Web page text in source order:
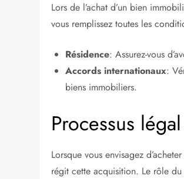
Lors de l’achat d’un bien
vous remplissez toutes les
Résidence: Assurez-vous
Accords internationaux:
biens immobiliers.
Processus
Lorsque vous envisagez
régit cette acquisition. Le rôle du